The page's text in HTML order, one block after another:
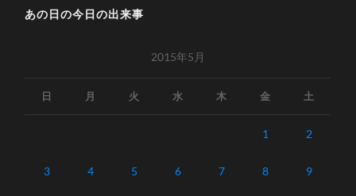
あの日の今日の出来事
2015年5月
日 月 火 水 木 金 土
1 2
3 4 5 6 7 8 9